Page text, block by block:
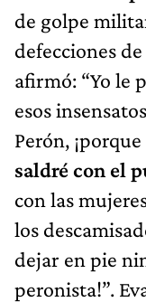
de golpe
defecciones
afirmó: “Yo le
esos
Perón,
saldré con el
con las
los
dejar en pie
peronista!”.